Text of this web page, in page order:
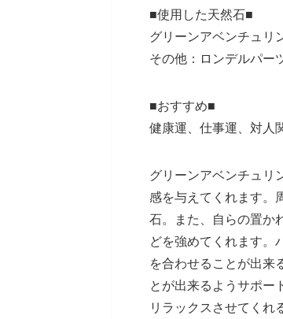
■使用した天然石■
グリーンアベンチュ
その他：ロンデルパー
■おすすめ■
健康運、仕事運、対人
グリーンアベンチュリ
感を与えてくれます。
石。また、自らの置か
どを強めてくれます。
を合わせることが出来
とが出来るようサポー
リラックスさせてくれ